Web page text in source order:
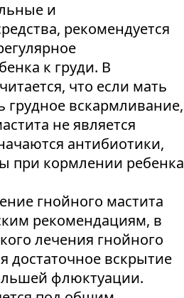
и
рекомендуется
к груди. В
что если мать
грудное вскармливание,
не является
антибиотики,
при кормлении ребенка
гнойного мастита
рекомендациям, в
лечения гнойного
достаточное вскрытие
флюктуации.